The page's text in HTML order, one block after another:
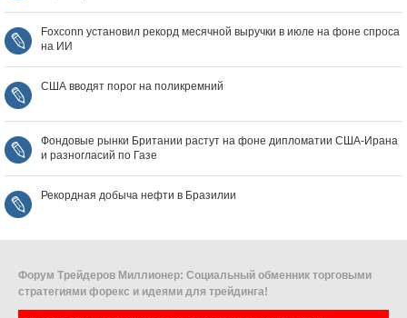
Foxconn установил рекорд месячной выручки в июле на фоне спроса
на ИИ
США вводят порог на поликремний
Фондовые рынки Британии растут на фоне дипломатии США‑Ирана
и разногласий по Газе
Рекордная добыча нефти в Бразилии
Форум Трейдеров Миллионер: Социальный обменник торговыми
стратегиями форекс и идеями для трейдинга!